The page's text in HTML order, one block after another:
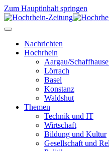
Zum Hauptinhalt springen
Nachrichten
Hochrhein
Aargau/
Lörrach
Basel
Konstanz
Waldshut
Themen
Technik und IT
Wirtschaft
Bildung und Kultur
Gesellschaft und